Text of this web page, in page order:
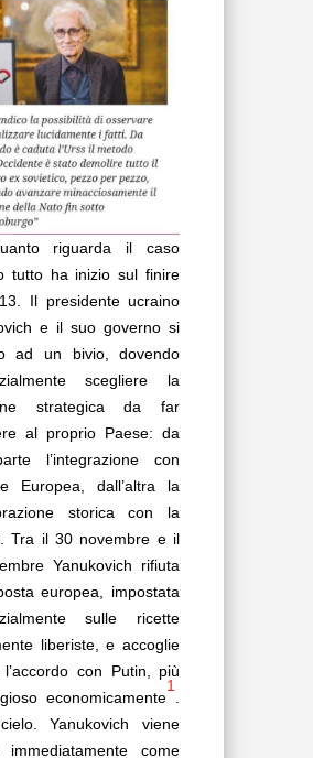
riguarda il caso
tutto ha inizio sul finire
Il presidente ucraino
e il suo governo si
ad un bivio, dovendo
scegliere la
strategica da far
al proprio Paese: da
l’integrazione con
Europea, dall’altra la
storica con la
Tra il 30 novembre e il
Yanukovich rifiuta
europea, impostata
sulle ricette
liberiste, e accoglie
l’accordo con Putin, più
economicamente
1
.
Yanukovich viene
immediatamente come